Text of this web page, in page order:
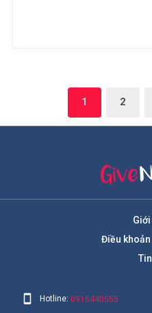
1 2
Điều
Hotline:0915440555